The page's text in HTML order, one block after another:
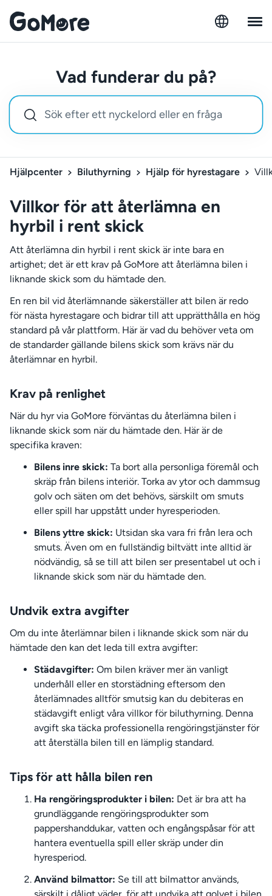
Vad funderar du på?
Hjälpcenter Biluthyrning Hjälp för hyrestagare
Villkor för att återlämna en
hyrbil i rent skick
Att återlämna din hyrbil i rent skick är inte bara en
artighet; det är ett krav på GoMore att återlämna bilen i
liknande skick som du hämtade den.
En ren bil vid återlämnande säkerställer att bilen är redo
för nästa hyrestagare och bidrar till att upprätthålla en hög
standard på vår plattform. Här är vad du behöver veta om
de standarder gällande bilens skick som krävs när du
återlämnar en hyrbil.
Krav på renlighet
När du hyr via GoMore förväntas du återlämna bilen i
liknande skick som när du hämtade den. Här är de
specifika kraven:
Bilens inre skick: Ta bort alla personliga föremål och
skräp från bilens interiör. Torka av ytor och dammsug
golv och säten om det behövs, särskilt om smuts
eller spill har uppstått under hyresperioden.
Bilens yttre skick: Utsidan ska vara fri från lera och
smuts. Även om en fullständig biltvätt inte alltid är
nödvändig, så se till att bilen ser presentabel ut och i
liknande skick som när du hämtade den.
Undvik extra avgifter
Om du inte återlämnar bilen i liknande skick som när du
hämtade den kan det leda till extra avgifter:
Städavgifter: Om bilen kräver mer än vanligt
underhåll eller en storstädning eftersom den
återlämnades alltför smutsig kan du debiteras en
städavgift enligt våra villkor för biluthyrning. Denna
avgift ska täcka professionella rengöringstjänster för
att återställa bilen till en lämplig standard.
Tips för att hålla bilen ren
Ha rengöringsprodukter i bilen: Det är bra att ha
grundläggande rengöringsprodukter som
pappershanddukar, vatten och engångspåsar för att
hantera eventuella spill eller skräp under din
hyresperiod.
Använd bilmattor: Se till att bilmattor används,